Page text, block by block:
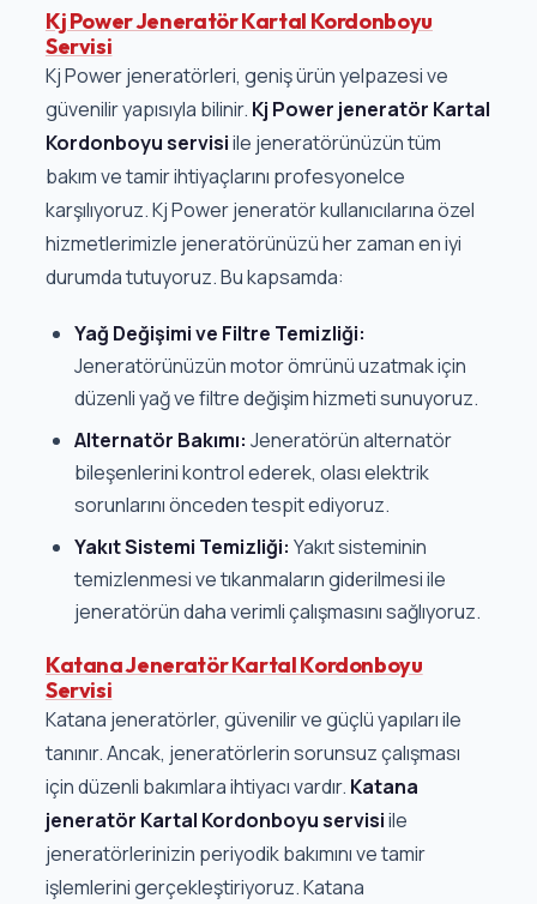
Kj Power Jeneratör Kartal Kordonboyu
Servisi
Kj Power jeneratörleri, geniş ürün yelpazesi ve
güvenilir yapısıyla bilinir. Kj Power jeneratör Kartal
Kordonboyu servisiile jeneratörünüzün tüm
bakım ve tamir ihtiyaçlarını profesyonelce
karşılıyoruz. Kj Power jeneratör kullanıcılarına özel
hizmetlerimizle jeneratörünüzü her zaman en iyi
durumda tutuyoruz. Bu kapsamda:
Yağ Değişimi ve Filtre Temizliği:
Jeneratörünüzün motor ömrünü uzatmak için
düzenli yağ ve filtre değişim hizmeti sunuyoruz.
Alternatör Bakımı: Jeneratörün alternatör
bileşenlerini kontrol ederek, olası elektrik
sorunlarını önceden tespit ediyoruz.
Yakıt Sistemi Temizliği: Yakıt sisteminin
temizlenmesi ve tıkanmaların giderilmesi ile
jeneratörün daha verimli çalışmasını sağlıyoruz.
Katana Jeneratör Kartal Kordonboyu
Servisi
Katana jeneratörler, güvenilir ve güçlü yapıları ile
tanınır. Ancak, jeneratörlerin sorunsuz çalışması
için düzenli bakımlara ihtiyacı vardır. Katana
jeneratör Kartal Kordonboyu servisiile
jeneratörlerinizin periyodik bakımını ve tamir
işlemlerini gerçekleştiriyoruz. Katana